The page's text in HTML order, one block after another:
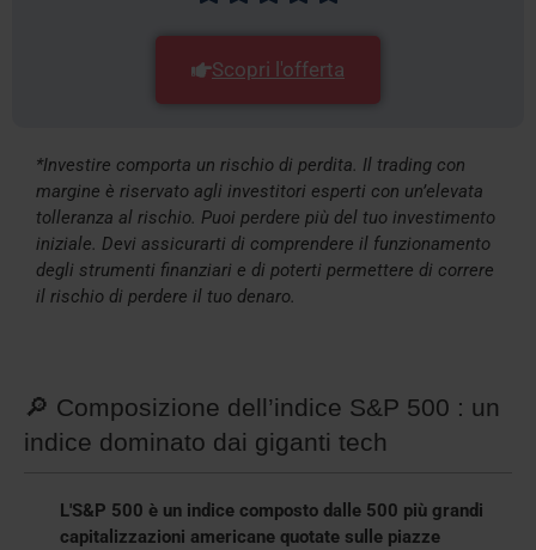
Scopri l'offerta
*Investire comporta un rischio di perdita. Il trading con
margine è riservato agli investitori esperti con un’elevata
tolleranza al rischio. Puoi perdere più del tuo investimento
iniziale. Devi assicurarti di comprendere il funzionamento
degli strumenti finanziari e di poterti permettere di correre
il rischio di perdere il tuo denaro.
🔎 Composizione dell’indice S&P 500 : un
indice dominato dai giganti tech
L'S&P 500 è un indice composto dalle 500 più grandi
capitalizzazioni americane quotate sulle piazze